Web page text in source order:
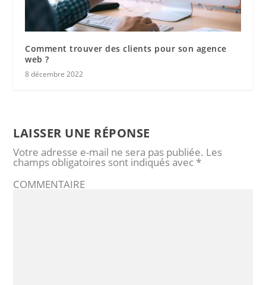
Comment trouver des clients pour son agence
web ?
8 décembre 2022
LAISSER UNE RÉPONSE
Votre adresse e-mail ne sera pas publiée. Les
champs obligatoires sont indiqués avec*
COMMENTAIRE